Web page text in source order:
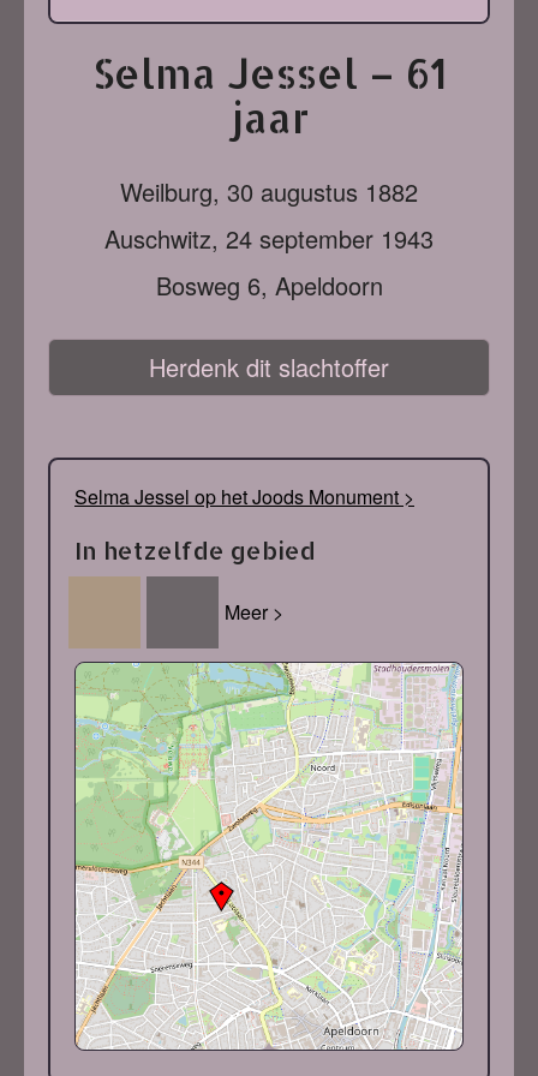
Selma Jessel – 61
jaar
Weilburg, 30 augustus 1882
Auschwitz, 24 september 1943
Bosweg 6, Apeldoorn
Herdenk dit slachtoffer
Selma Jessel op het Joods Monument >
In hetzelfde gebied
Meer >